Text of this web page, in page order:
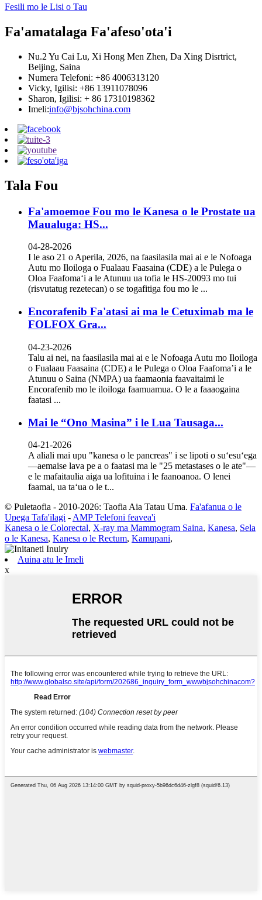
Fesili mo le Lisi o Tau
Fa'amatalaga Fa'afeso'ota'i
Nu.2 Yu Cai Lu, Xi Hong Men Zhen, Da Xing Disrtrict,
Beijing, Saina
Numera Telefoni: +86 4006313120
Vicky, Igilisi: +86 13911078096
Sharon, Igilisi: + 86 17310198362
Imeli:info@bjsohchina.com
Tala Fou
Fa'amoemoe Fou mo le Kanesa o le Prostate ua
Maualuga: HS...
04-28-2026
I le aso 21 o Aperila, 2026, na faasilasila mai ai e le Nofoaga
Autu mo Iloiloga o Fualaau Faasaina (CDE) a le Pulega o
Oloa Faafomaʻi a le Atunuu ua tofia le HS-20093 mo tui
(risvutatug rezetecan) o se togafitiga fou mo le ...
Encorafenib Fa'atasi ai ma le Cetuximab ma le
FOLFOX Gra...
04-23-2026
Talu ai nei, na faasilasila mai ai e le Nofoaga Autu mo Iloiloga
o Fualaau Faasaina (CDE) a le Pulega o Oloa Faafoma’i a le
Atunuu o Saina (NMPA) ua faamaonia faavaitaimi le
Encorafenib mo le iloiloga faamuamua. O le a faaaogaina
faatasi ...
Mai le “Ono Masina” i le Lua Tausaga...
04-21-2026
A aliali mai upu "kanesa o le pancreas" i se lipoti o suʻesuʻega
—aemaise lava pe a o faatasi ma le "25 metastases o le ate"—
e le mafaitaulia aiga ua lofituina i le faanoanoa. O lenei
faamai, ua taʻua o le t...
© Puletaofia - 2010-2026: Taofia Aia Tatau Uma. Fa'afanua o le
Upega Tafa'ilagi - AMP Telefoni feavea'i
Kanesa o le Colorectal, X-ray ma Mammogram Saina, Kanesa, Sela
o le Kanesa, Kanesa o le Rectum, Kamupani,
Auina atu le Imeli
x